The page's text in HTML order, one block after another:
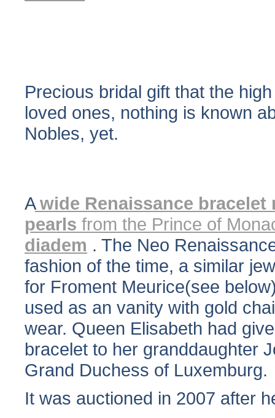
Precious bridal gift that the
loved ones, nothing is known
Nobles, yet.
A wide Renaissance
pearls from the Prince of
diadem . The Neo
fashion of the time, a similar
for Froment Meurice(see
used as an vanity with gold
wear. Queen Elisabeth had
bracelet to her granddaughter
Grand Duchess of Luxemburg.
It was auctioned in 2007 after